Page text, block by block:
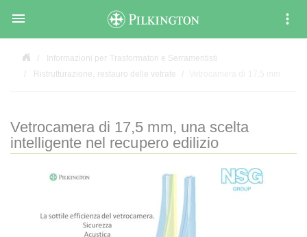

Informazioni per Trasformatori e Serramentisti
Ristrutturazione, restauro delle vetrate
Vetrocamera di 17,5 mm, una scelta
intelligente nel recupero edilizio